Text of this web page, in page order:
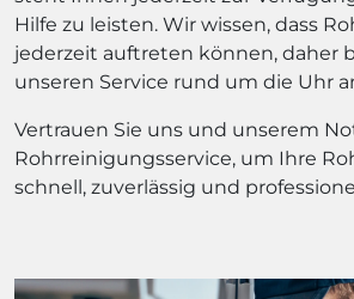
Hilfe zu leisten. Wir wissen, dass
jederzeit auftreten können, daher
unseren Service rund um die Uhr
Vertrauen Sie uns und unserem
Rohrreinigungsservice, um Ihre
schnell, zuverlässig und